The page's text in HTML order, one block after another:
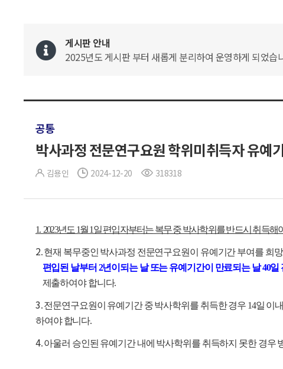
게시판 안내
2025년도 게시판 부터 새롭게 분리하여 운영하게 되었
공통
박사과정 전문연구요원 학위미취득자 유예
김용인 2024-12-20 318318
1. 2023년도 1월 1일 편입자부터는 복무 중 박사학위를 반드시 취득해
2. 현재 복무중인 박사과정 전문연구요원이 유예기간 부여를 희
편입된 날부터 2년이되는 날 또는 유예기간이 만료되는 날 40일
제출하여야 합니다.
3. 전문연구요원이 유예기간 중 박사학위를 취득한 경우 14일 이
하여야 합니다.
4. 아울러 승인된 유예기간 내에 박사학위를 취득하지 못한 경우